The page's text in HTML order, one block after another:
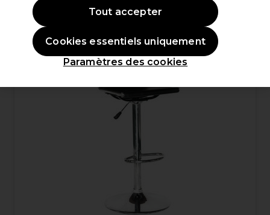
Paramètres des cookies
Cookies essentiels uniquement
Tout accepter